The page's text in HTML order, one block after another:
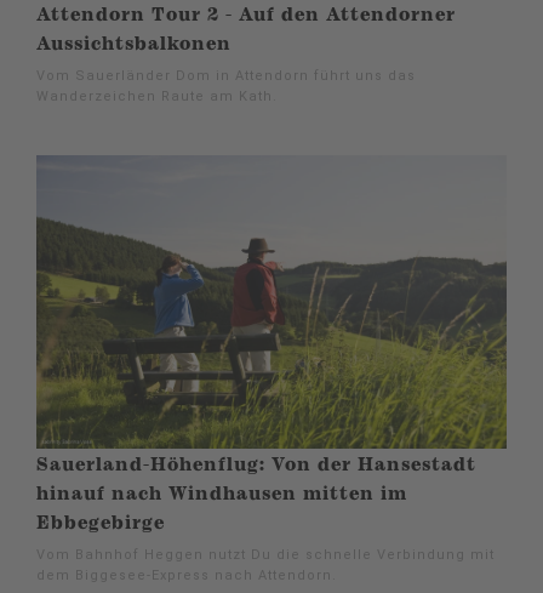
Attendorn Tour 2 - Auf den Attendorner
Aussichtsbalkonen
Vom Sauerländer Dom in Attendorn führt uns das
Wanderzeichen Raute am Kath.
Sauerland-Höhenflug: Von der Hansestadt
hinauf nach Windhausen mitten im
Ebbegebirge
Vom Bahnhof Heggen nutzt Du die schnelle Verbindung mit
dem Biggesee-Express nach Attendorn.